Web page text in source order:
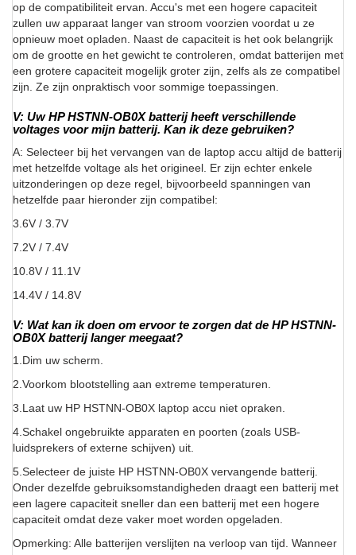
op de compatibiliteit ervan. Accu's met een hogere capaciteit
zullen uw apparaat langer van stroom voorzien voordat u ze
opnieuw moet opladen. Naast de capaciteit is het ook belangrijk
om de grootte en het gewicht te controleren, omdat batterijen met
een grotere capaciteit mogelijk groter zijn, zelfs als ze compatibel
zijn. Ze zijn onpraktisch voor sommige toepassingen.
V: Uw HP HSTNN-OB0X batterij heeft verschillende
voltages voor mijn batterij. Kan ik deze gebruiken?
A: Selecteer bij het vervangen van de laptop accu altijd de batterij
met hetzelfde voltage als het origineel. Er zijn echter enkele
uitzonderingen op deze regel, bijvoorbeeld spanningen van
hetzelfde paar hieronder zijn compatibel:
3.6V / 3.7V
7.2V / 7.4V
10.8V / 11.1V
14.4V / 14.8V
V: Wat kan ik doen om ervoor te zorgen dat de HP HSTNN-
OB0X batterij langer meegaat?
1.Dim uw scherm.
2.Voorkom blootstelling aan extreme temperaturen.
3.Laat uw HP HSTNN-OB0X laptop accu niet opraken.
4.Schakel ongebruikte apparaten en poorten (zoals USB-
luidsprekers of externe schijven) uit.
5.Selecteer de juiste HP HSTNN-OB0X vervangende batterij.
Onder dezelfde gebruiksomstandigheden draagt een batterij met
een lagere capaciteit sneller dan een batterij met een hogere
capaciteit omdat deze vaker moet worden opgeladen.
Opmerking: Alle batterijen verslijten na verloop van tijd. Wanneer